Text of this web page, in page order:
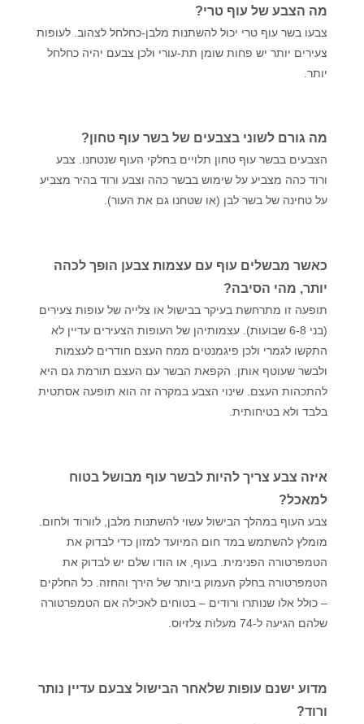
מה הצבע של עוף טרי?
צבעו בשר עוף טרי יכול להשתנות מלבן-כחלחל לצהוב. לעופות
צעירים יותר יש פחות שומן תת-עורי ולכן צבעם יהיה כחלחל
יותר.
מה גורם לשוני בצבעים של בשר עוף טחון?
הצבעים בבשר עוף טחון תלויים בחלקי העוף שנטחנו. צבע
ורוד כהה מצביע על שימוש בבשר כהה וצבע ורוד בהיר מצביע
על טחינה של בשר לבן (או שטחנו גם את העור).
כאשר מבשלים עוף עם עצמות צבען הופך לכהה
יותר, מהי הסיבה?
תופעה זו מתרחשת בעיקר בבישול או צלייה של עופות צעירים
(בני 6-8 שבועות). עצמותיהן של העופות הצעירים עדיין לא
התקשו לגמרי ולכן פיגמנטים ממח העצם חודרים לעצמות
ולבשר שעוטף אותן. הקפאת הבשר עם העצם תורמת גם היא
להתכהות העצם. שינוי הצבע במקרה זה הוא תופעה אסתטית
בלבד ולא בטיחותית.
איזה צבע צריך להיות לבשר עוף מבושל בטוח
למאכל?
צבע העוף במהלך הבישול עשוי להשתנות מלבן, לוורוד ולחום.
מומלץ להשתמש במד חום המיועד למזון כדי לבדוק את
הטמפרטורה הפנימית. בעוף, או הודו שלם יש לבדוק את
הטמפרטורה בחלק העמוק ביותר של הירך והחזה. כל החלקים
– כולל אלו שנותרו ורודים – בטוחים לאכילה אם הטמפרטורה
שלהם הגיעה ל-74 מעלות צלזיוס.
מדוע ישנם עופות שלאחר הבישול צבעם עדיין נותר
ורוד?